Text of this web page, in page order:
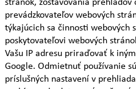
prevádzkovateľov webových
týkajúcich sa činnosti webových
poskytovateľovi webových
Vašu IP adresu priraďovať k
Google. Odmietnuť používanie
príslušných nastavení v